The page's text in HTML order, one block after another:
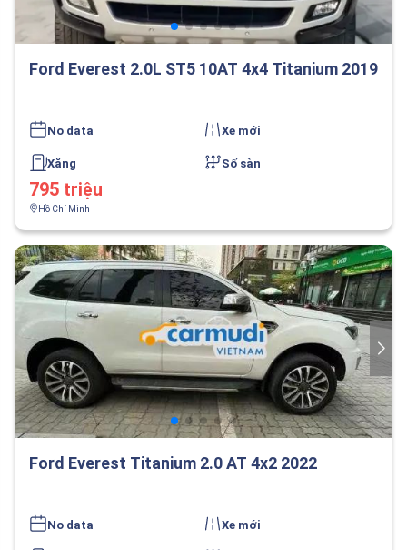
Ford Everest 2.0L ST5 10AT 4x4 Titanium 2019
No data Xe mới
Xăng Số sàn
795 triệu
Hồ Chí Minh
Ford Everest Titanium 2.0 AT 4x2 2022
No data Xe mới